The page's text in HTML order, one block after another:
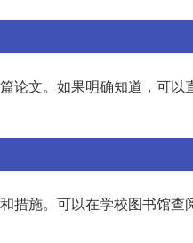
论文。如果明确知道，可
措施。可以在学校图书馆